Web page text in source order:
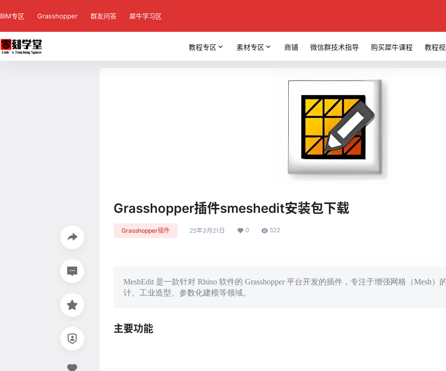
BIM专区 Grasshopper 群友问答 犀牛学习区
教程专区 素材专区 商铺 微信群技术指导 购买犀牛课程 教程
Grasshopper插件smeshedit安装包下载
Grasshopper插件 25年3月21日 0 522
MeshEdit 是一款针对 Rhino 软件的 Grasshopper 平台开发的插件，专注于增强网格（Mesh
计、工业造型、参数化建模等领域。
主要功能